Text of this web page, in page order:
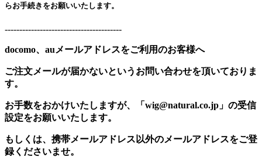
らお手続きをお願いいたします。
----------------------------------------
docomo、auメールアドレスをご利用のお客様へ
ご注文メールが届かないというお問い合わせを頂いておりま
す。
お手数をおかけいたしますが、「wig@natural.co.jp」の受信
設定をお願いいたします。
もしくは、携帯メールアドレス以外のメールアドレスをご登
録くださいませ。